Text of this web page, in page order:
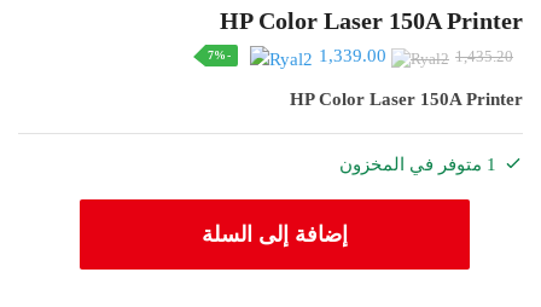
HP Color Laser 150A Printer
1,435.20
السعر
هو:
1,435.20.
1,339.00
السعر
1,339.00.
-7%
HP Color Laser 150A Printer
1 متوفر في المخزون
إضافة إلى السلة